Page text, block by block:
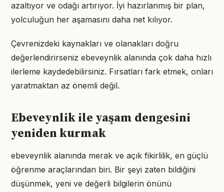
azaltıyor ve odağı artırıyor. İyi hazırlanmış bir plan,
yolculuğun her aşamasını daha net kılıyor.
Çevrenizdeki kaynakları ve olanakları doğru
değerlendirirseniz ebeveynlik alanında çok daha hızlı
ilerleme kaydedebilirsiniz. Fırsatları fark etmek, onları
yaratmaktan az önemli değil.
Ebeveynlik ile yaşam dengesini
yeniden kurmak
ebeveynlik alanında merak ve açık fikirlilik, en güçlü
öğrenme araçlarından biri. Bir şeyi zaten bildiğini
düşünmek, yeni ve değerli bilgilerin önünü